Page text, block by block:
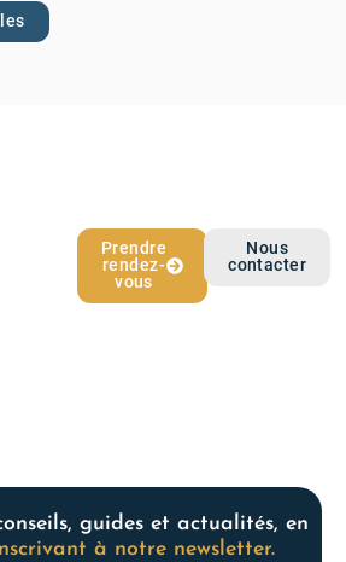
Prendre
rendez-
vous
Nous
contacter
guides et actualités, en
à notre newsletter.